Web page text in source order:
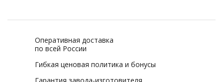
Оперативная доставка
по всей России
Гибкая ценовая политика и бонусы